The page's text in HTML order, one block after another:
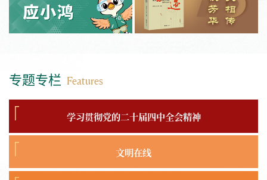
专题专栏 Features
学习贯彻党的二十届四中全会精神
文明在线